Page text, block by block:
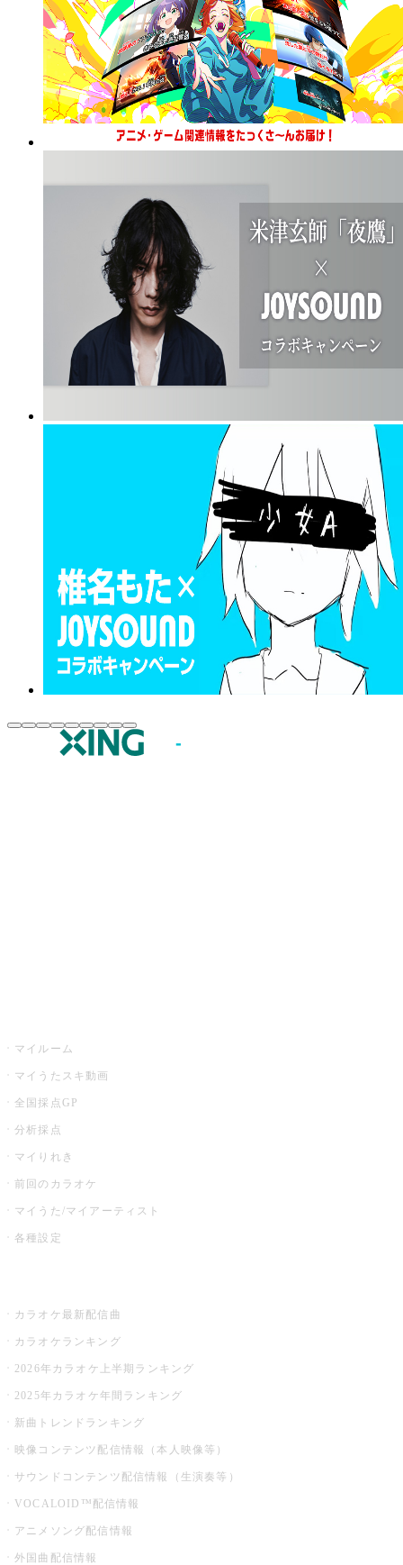
マイルーム
マイうたスキ動画
全国採点GP
分析採点
マイりれき
前回のカラオケ
マイうた/マイアーティスト
各種設定
カラオケ最新配信曲
カラオケランキング
2026年カラオケ上半期ランキング
2025年カラオケ年間ランキング
新曲トレンドランキング
映像コンテンツ配信情報（本人映像等）
サウンドコンテンツ配信情報（生演奏等）
VOCALOID™配信情報
アニメソング配信情報
外国曲配信情報